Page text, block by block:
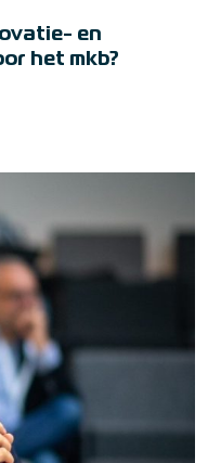
en
het mkb?